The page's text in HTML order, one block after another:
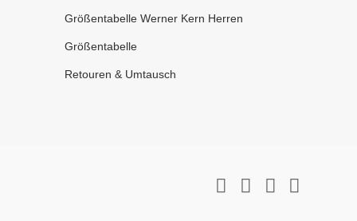
Größentabelle Werner Kern Herren
Größentabelle
Retouren & Umtausch